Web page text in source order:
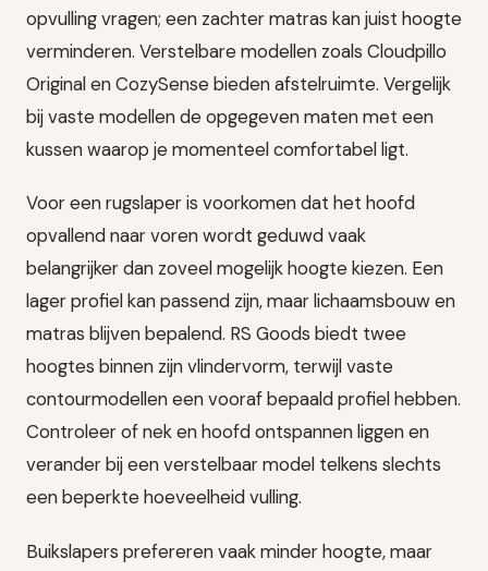
opvulling vragen; een zachter matras kan juist hoogte
verminderen. Verstelbare modellen zoals Cloudpillo
Original en CozySense bieden afstelruimte. Vergelijk
bij vaste modellen de opgegeven maten met een
kussen waarop je momenteel comfortabel ligt.
Voor een rugslaper is voorkomen dat het hoofd
opvallend naar voren wordt geduwd vaak
belangrijker dan zoveel mogelijk hoogte kiezen. Een
lager profiel kan passend zijn, maar lichaamsbouw en
matras blijven bepalend. RS Goods biedt twee
hoogtes binnen zijn vlindervorm, terwijl vaste
contourmodellen een vooraf bepaald profiel hebben.
Controleer of nek en hoofd ontspannen liggen en
verander bij een verstelbaar model telkens slechts
een beperkte hoeveelheid vulling.
Buikslapers prefereren vaak minder hoogte, maar